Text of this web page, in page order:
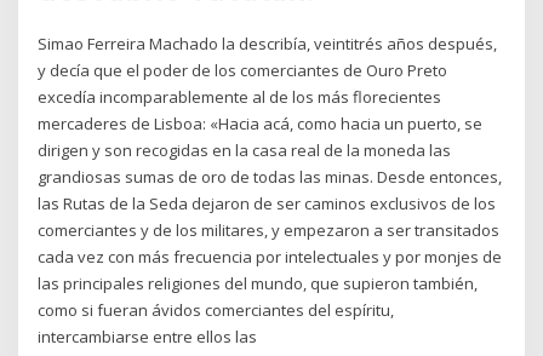
Simao Ferreira Machado la describía, veintitrés años después,
y decía que el poder de los comerciantes de Ouro Preto
excedía incomparablemente al de los más florecientes
mercaderes de Lisboa: «Hacia acá, como hacia un puerto, se
dirigen y son recogidas en la casa real de la moneda las
grandiosas sumas de oro de todas las minas. Desde entonces,
las Rutas de la Seda dejaron de ser caminos exclusivos de los
comerciantes y de los militares, y empezaron a ser transitados
cada vez con más frecuencia por intelectuales y por monjes de
las principales religiones del mundo, que supieron también,
como si fueran ávidos comerciantes del espíritu,
intercambiarse entre ellos las